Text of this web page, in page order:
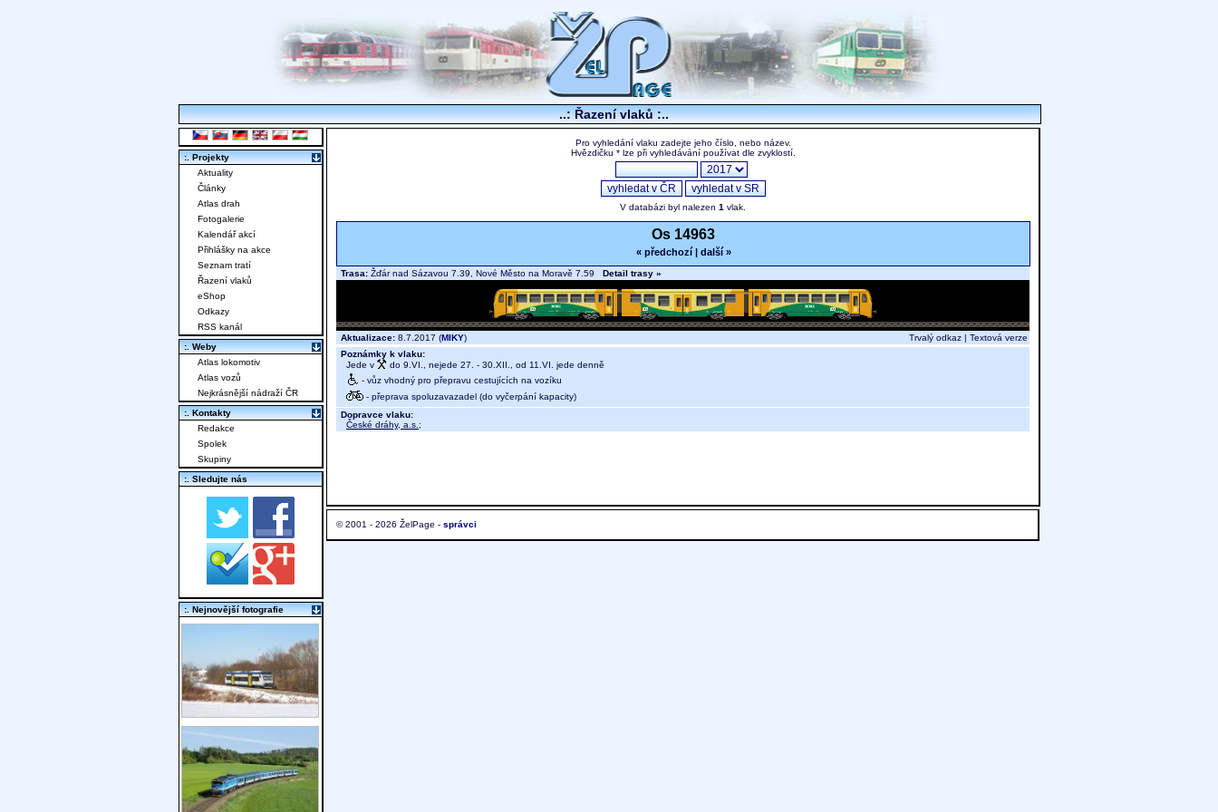
..: Řazení vlaků :..
Pro vyhledání vlaku zadejte jeho číslo, nebo název.
Hvězdičku * lze při vyhledávání používat dle zvyklostí.
V databázi byl nalezen 1 vlak.
Os 14963
« předchozí| další »
Trasa: Žďár nad Sázavou 7.39, Nové Město na Moravě 7.59 Detail trasy »
Aktualizace: 8.7.2017 (MIKY) Trvalý odkaz | Textová verze
Poznámky k vlaku:
Jede v
do 9.VI., nejede 27. - 30.XII., od 11.VI. jede denně
- vůz vhodný pro přepravu cestujících na vozíku
- přeprava spoluzavazadel (do vyčerpání kapacity)
Dopravce vlaku:
České dráhy, a.s. ;
© 2001 - 2026 ŽelPage - správci
:. Projekty
Aktuality
Články
Atlas drah
Fotogalerie
Kalendář akcí
Přihlášky na akce
Seznam tratí
Řazení vlaků
eShop
Odkazy
RSS kanál
:. Weby
Atlas lokomotiv
Atlas vozů
Nejkrásnější nádraží ČR
:. Kontakty
Redakce
Spolek
Skupiny
:. Sledujte nás
:. Nejnovější fotografie